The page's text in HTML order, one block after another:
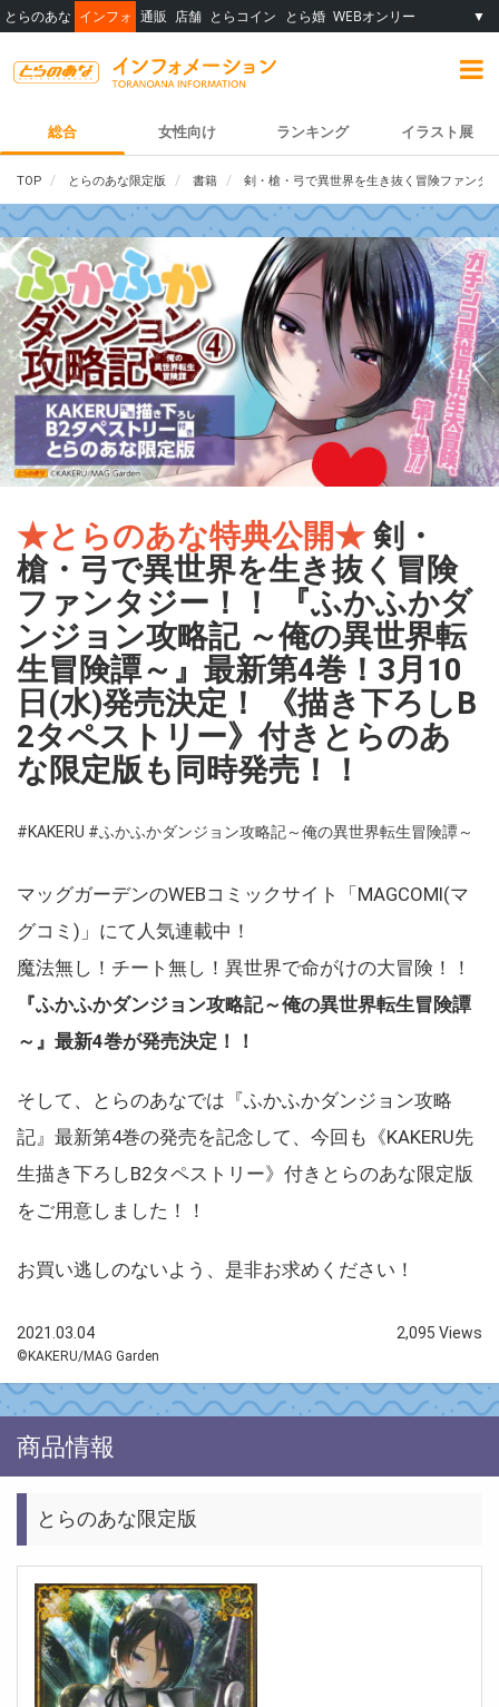
とらのあな インフォ 通販 店舗 とらコイン とら婚 WEBオンリー ▼
総合 女性向け ランキング イラスト展
TOP とらのあな限定版 書籍 剣・槍・弓で異世界を生き抜く冒険ファンタ
★とらのあな特典公開★剣・
槍・弓で異世界を生き抜く冒険
ファンタジー！！ 『ふかふかダ
ンジョン攻略記 ～俺の異世界転
生冒険譚～』最新第4巻！3月10
日(水)発売決定！ 《描き下ろしB
2タペストリー》付きとらのあ
な限定版も同時発売！！
#KAKERU #ふかふかダンジョン攻略記～俺の異世界転生冒険譚～
マッグガーデンのWEBコミックサイト「MAGCOMI(マ
グコミ)」にて人気連載中！
魔法無し！チート無し！異世界で命がけの大冒険！！
『ふかふかダンジョン攻略記～俺の異世界転生冒険譚
～』最新4巻が発売決定！！
そして、とらのあなでは『ふかふかダンジョン攻略
記』最新第4巻の発売を記念して、今回も《KAKERU先
生描き下ろしB2タペストリー》付きとらのあな限定版
をご用意しました！！
お買い逃しのないよう、是非お求めください！
2021.03.04 2,095 Views
©KAKERU/MAG Garden
商品情報
とらのあな限定版